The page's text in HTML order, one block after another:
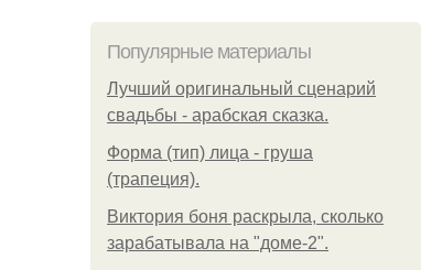
Популярные материалы
Лучший оригинальный сценарий
свадьбы - арабская сказка.
Форма (тип) лица - груша
(трапеция).
Виктория боня раскрыла, сколько
зарабатывала на "доме-2".